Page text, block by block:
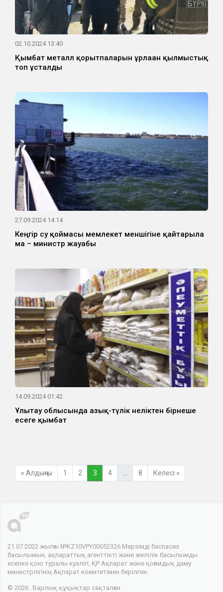
02.10.2024 13:40
Қымбат металл қорытпаларын ұрлаған қылмыстық
топ ұсталды
27.09.2024 14:14
Кеңгір су қоймасы мемлекет меншігіне қайтарыла
ма – министр жауабы
14.09.2024 01:42
Ұлытау облысында азық-түлік неліктен бірнеше
есеге қымбат
« Алдыңғы 1 2 3 4 8 Келесі »
21.07.2022 жылғы №KZ10VPY00052326 Мерзімді баспасөз
басылымын, ақпараттық агенттікті және желілік басылымды
есепке қою туралы куәлігі, ҚР Ақпарат және қоғамдық даму
министрлігінің Ақпарат комитетімен берілген.
© 2026 . Барлық құқықтар сақталған